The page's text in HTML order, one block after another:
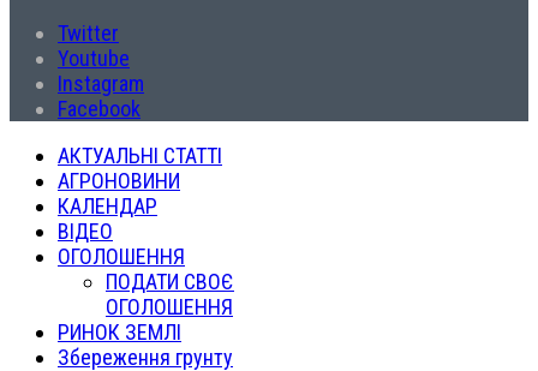
Twitter
Youtube
Instagram
Facebook
АКТУАЛЬНІ СТАТТІ
АГРОНОВИНИ
КАЛЕНДАР
ВІДЕО
ОГОЛОШЕННЯ
ПОДАТИ СВОЄ
ОГОЛОШЕННЯ
РИНОК ЗЕМЛІ
Збереження грунту